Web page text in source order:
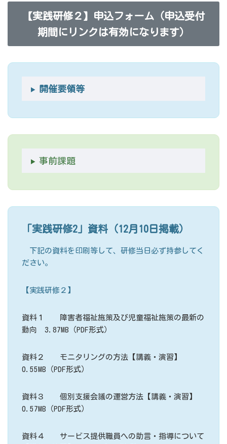
【実践研修２】申込フォーム（申込受付
期間にリンクは有効になります）
開催要領等
事前課題
「実践研修2」資料（12月10日掲載）
下記の資料を印刷等して、研修当日必ず持参してく
ださい。
【実践研修２】
資料１ 障害者福祉施策及び児童福祉施策の最新の
動向 3.87MB（PDF形式）
資料２ モニタリングの方法【講義・演習】
0.55MB（PDF形式）
資料３ 個別支援会議の運営方法【講義・演習】
0.57MB（PDF形式）
資料４ サービス提供職員への助言・指導について